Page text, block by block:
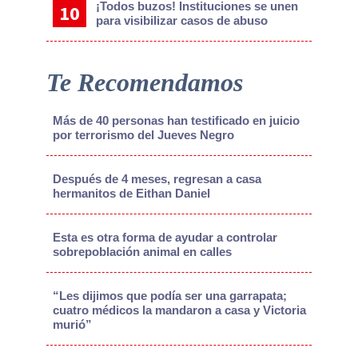
¡Todos buzos! Instituciones se unen
para visibilizar casos de abuso
Te Recomendamos
Más de 40 personas han testificado en juicio
por terrorismo del Jueves Negro
Después de 4 meses, regresan a casa
hermanitos de Eithan Daniel
Esta es otra forma de ayudar a controlar
sobrepoblación animal en calles
“Les dijimos que podía ser una garrapata;
cuatro médicos la mandaron a casa y Victoria
murió”